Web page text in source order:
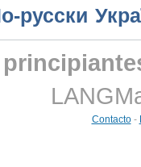
русски
Contacto-